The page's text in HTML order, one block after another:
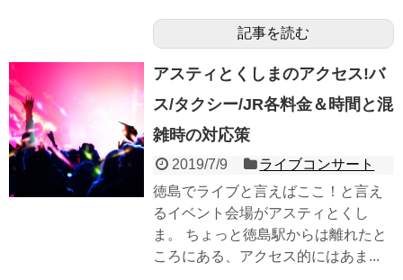
記事を読む
アスティとくしまのアクセス!バ
ス/タクシー/JR各料金＆時間と混
雑時の対応策
2019/7/9
ライブコンサート
徳島でライブと言えばここ！と言え
るイベント会場がアスティとくし
ま。 ちょっと徳島駅からは離れたと
ころにある、アクセス的にはあま...